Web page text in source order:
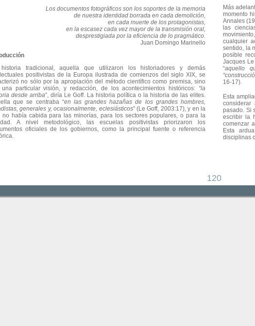
Los documentos fotográficos son los soportes de la memoria
de nuestra identidad borrada en cada demolición,
en cada muerte de los protagonistas,
en la escasez cada vez mayor de la transmisión oral,
desprestigiada por la eficiencia de lo pragmático.
Juan Domingo Marinello
tradicional, aquella que utilizaron los historiadores y demás
positivistas de la Europa ilustrada de comienzos del siglo XIX, se
no sólo por la apropiación del método científico como premisa, sino
particular visión, y redacción, de los acontecimientos históricos: “la
desde arriba”, diría Le Goff. La historia política o la historia de las elites.
que se centraba “en las grandes hazañas de los grandes hombres,
generales y, ocasionalmente, eclesiásticos” (Le Goff, 2003:17), y en la
no había cabida para las minorías, para los sectores populares, o para la
A nivel metodológico, las escuelas positivistas priorizaron los
oficiales de los gobiernos, como la principal fuente o referencia
Más
momento
Annales
las
cualquier
sentido, la
posible
Jacques
“aquello
16-17).
Esta
pasado. Si
escribir la
comenzar
Esta
disciplinas
120